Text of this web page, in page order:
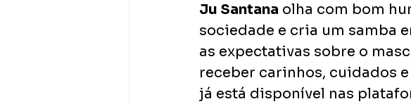
Ju Santana olha com bom
sociedade e cria um samba
as expectativas sobre o
receber carinhos, cuidados
já está disponível nas